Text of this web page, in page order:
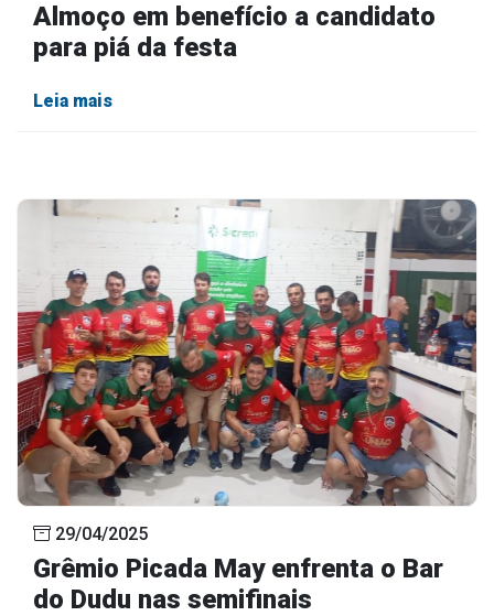
Almoço em benefício a candidato
para piá da festa
Leia mais
29/04/2025
Grêmio Picada May enfrenta o Bar
do Dudu nas semifinais